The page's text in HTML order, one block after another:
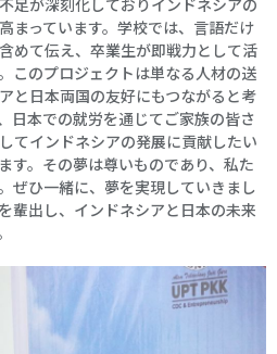
足が深刻化しておりインドネシアの
まっています。学校では、言語だけ
めて伝え、卒業生が即戦力として活
このプロジェクトは単なる人材の送
と日本両国の友好にもつながると考
日本での就労を通じてご家族の皆さ
てインドネシアの発展に貢献したい
す。その夢は尊いものであり、私た
ぜひ一緒に、夢を実現していきまし
輩出し、インドネシアと日本の未来